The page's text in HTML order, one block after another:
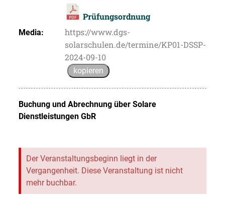
Prüfungsordnung
Media:
https://www.dgs-
solarschulen.de/termine/KP01-DSSP-
2024-09-10
kopieren
Buchung und Abrechnung über Solare
Dienstleistungen GbR
Der Veranstaltungsbeginn liegt in der
Vergangenheit. Diese Veranstaltung ist nicht
mehr buchbar.